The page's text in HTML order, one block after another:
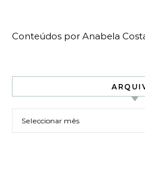
Conteúdos por Anabela